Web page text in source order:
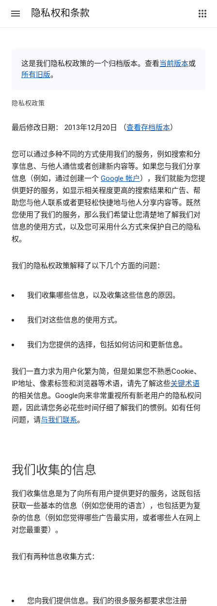
隐私权和条款
这是我们隐私权政策的一个归档版本。查看当前版本或
所有旧版。
隐私权政策
最后修改日期： 2013年12月20日 （查看存档版本）
您可以通过多种不同的方式使用我们的服务，例如搜索和分
享信息、与他人通信或者创建新内容等。如果您与我们分享
信息（例如，通过创建一个 Google 帐户），我们就能为您提
供更好的服务，如显示相关程度更高的搜索结果和广告、帮
助您与他人联系或者更轻松快捷地与他人分享内容等。既然
您使用了我们的服务，那么我们希望让您清楚地了解我们对
信息的使用方式，以及您可采用什么方式来保护自己的隐私
权。
我们的隐私权政策解释了以下几个方面的问题：
我们收集哪些信息，以及收集这些信息的原因。
我们对这些信息的使用方式。
我们为您提供的选择，包括如何访问和更新信息。
我们一直力求为用户化繁为简，但是如果您不熟悉Cookie、
IP地址、像素标签和浏览器等术语，请先了解这些关键术语
的相关信息。Google向来非常重视所有新老用户的隐私权问
题，因此请您务必花些时间仔细了解我们的惯例。如有任何
问题，请与我们联系。
我们收集的信息
我们收集信息是为了向所有用户提供更好的服务，这既包括
获取一些基本的信息（例如您使用的语言），也包括更为复
杂的信息（例如您觉得哪些广告最实用，或者哪些人在网上
对您最重要）。
我们有两种信息收集方式：
您向我们提供信息。我们的很多服务都要求您注册